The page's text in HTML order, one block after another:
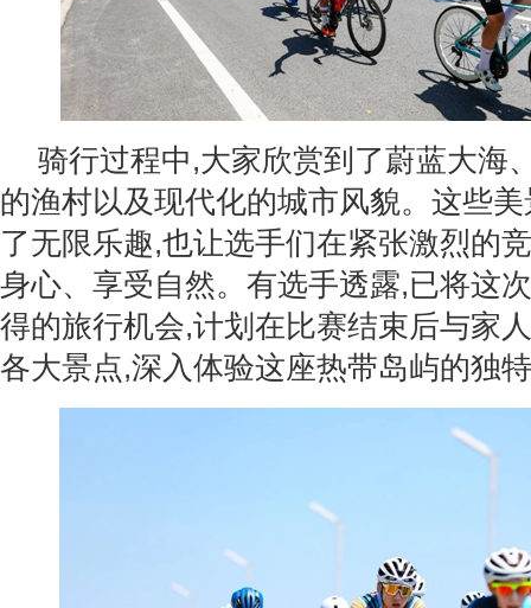
骑行过程中,大家欣赏到了蔚蓝大海
的渔村以及现代化的城市风貌。这些
了无限乐趣,也让选手们在紧张激烈的
身心、享受自然。有选手透露,已将这
得的旅行机会,计划在比赛结束后与家
各大景点,深入体验这座热带岛屿的独